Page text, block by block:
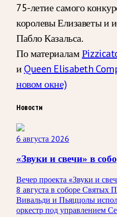
75-летие самого
королевы Елизаветы и
Пабло Казальса.
По материалам
иQueen Elisabeth
новом окне)
Новости
6 августа 2026
«Звуки и свечи» в
Вечер проекта «Звуки и
8 августа в соборе Святых
Вивальди и Пьяццолы
оркестр под управлением